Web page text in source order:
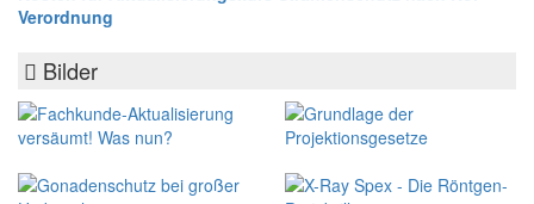
Verordnung
Bilder